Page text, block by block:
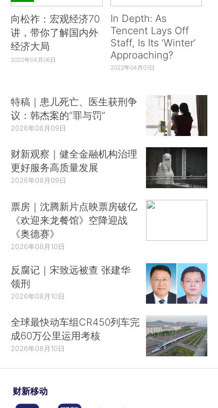
向松祚：宏观经济70
讲，带你了解国内外
经济大局
2022年04月06日
In Depth: As
Tencent Lays Off
Staff, Is Its ‘Winter’
Approaching?
2022年04月01日
特稿｜患儿死亡、医生获刑争
议：韩杰案的“罪与罚”
2026年08月09日
财新观察｜健全金融机构治理
更好服务高质量发展
2026年08月09日
票房｜沈腾新片点映票房破亿
《欢迎来龙餐馆》空降迎战
《奥德赛》
2026年08月10日
反腐记｜宋致远被查 张建华
领刑
2026年08月10日
全球最快动车组CR450列车完
成60万公里运用考核
2026年08月10日
财新移动